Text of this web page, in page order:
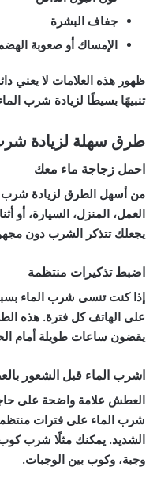
جفاف البشرة
الإمساك أو صعوبة
ظهور هذه العلامات لا يعني
تنبيهًا بسيطًا لزيادة شرب
طرق سهلة لزيادة شرب
احمل زجاجة ماء معك
من أسهل الطرق لزيادة شرب
العمل، المنزل، السيارة، أو
يجعلك تتذكر الشرب دون
اضبط تذكيرات منتظمة
إذا كنت تنسى شرب الماء
على الهاتف كل فترة. هذه
يقضون ساعات طويلة أمام
اشرب الماء قبل الشعور
العطش علامة واضحة على
شرب الماء على فترات
الشديد. يمكنك مثلًا شرب
وجبة، وكوب بين الوجبات.